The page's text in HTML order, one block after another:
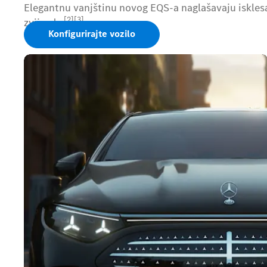
Konfigurirajte vozilo
Elegantnu vanjštinu novog EQS-a naglašavaju
zvijezda.[2][3]